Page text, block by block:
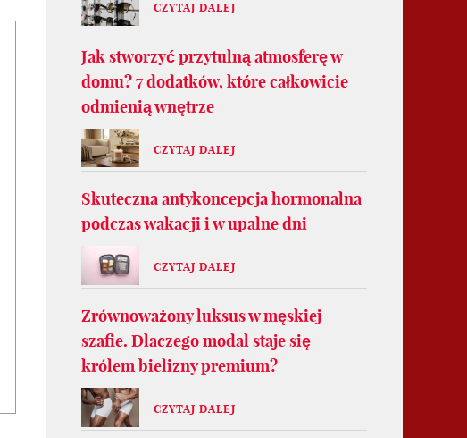
CZYTAJ DALEJ
Jak stworzyć przytulną atmosferę w
domu? 7 dodatków, które całkowicie
odmienią wnętrze
CZYTAJ DALEJ
Skuteczna antykoncepcja hormonalna
podczas wakacji i w upalne dni
CZYTAJ DALEJ
Zrównoważony luksus w męskiej
szafie. Dlaczego modal staje się
królem bielizny premium?
CZYTAJ DALEJ